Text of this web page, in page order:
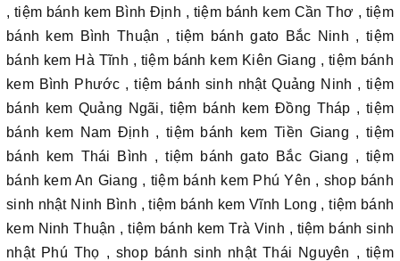
, tiệm bánh kem Bình Định , tiệm bánh kem Cần Thơ , tiệm
bánh kem Bình Thuận , tiệm bánh gato Bắc Ninh , tiệm
bánh kem Hà Tĩnh , tiệm bánh kem Kiên Giang , tiệm bánh
kem Bình Phước , tiệm bánh sinh nhật Quảng Ninh , tiệm
bánh kem Quảng Ngãi, tiệm bánh kem Đồng Tháp , tiệm
bánh kem Nam Định , tiệm bánh kem Tiền Giang , tiệm
bánh kem Thái Bình , tiệm bánh gato Bắc Giang , tiệm
bánh kem An Giang , tiệm bánh kem Phú Yên , shop bánh
sinh nhật Ninh Bình , tiệm bánh kem Vĩnh Long , tiệm bánh
kem Ninh Thuận , tiệm bánh kem Trà Vinh , tiệm bánh sinh
nhật Phú Thọ , shop bánh sinh nhật Thái Nguyên , tiệm